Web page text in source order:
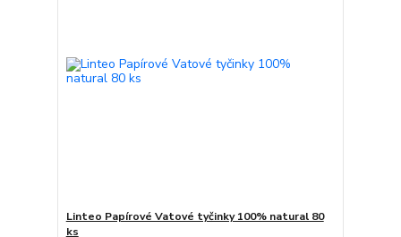
Linteo Papírové Vatové tyčinky 100% natural 80
ks